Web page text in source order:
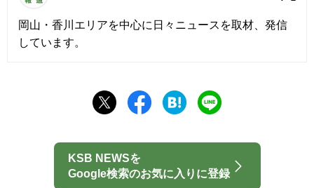
岡山・香川エリアを中心に日々ニュースを取材、発信
しています。
KSB NEWSを
Google検索のお気に入りに登録